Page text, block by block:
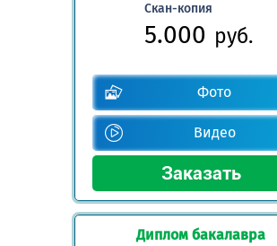
Скан-копия
5.000 руб.
Фото
Видео
Диплом бакалавра